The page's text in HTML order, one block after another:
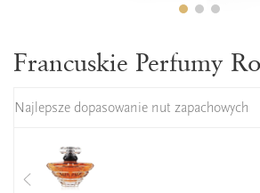
Francuskie Perfumy
Najlepsze dopasowanie nut zapachowych